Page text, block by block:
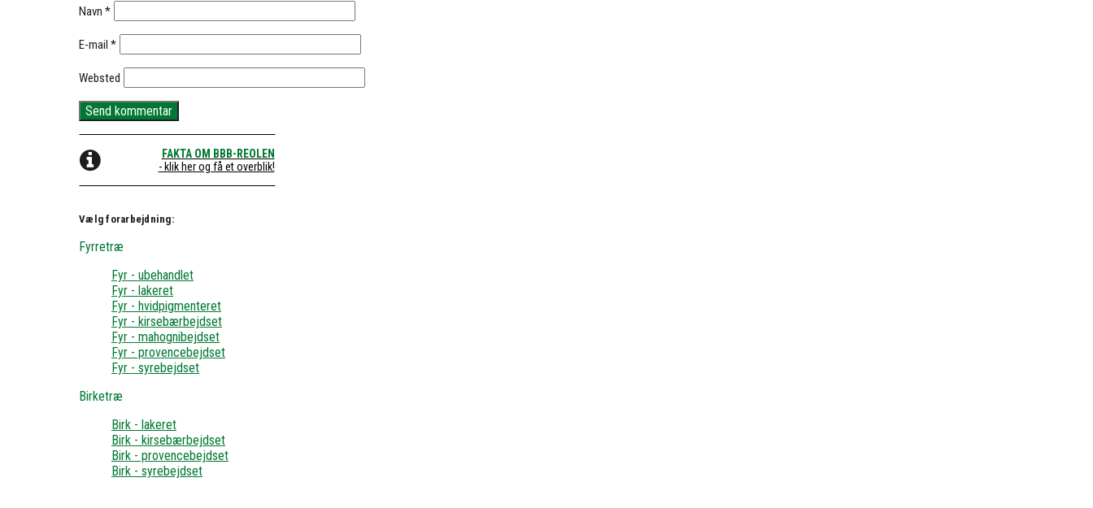
Navn *
E-mail *
Websted
FAKTA OM BBB-REOLEN
- klik her og få et overblik!
Vælg forarbejdning:
Fyrretræ
Fyr - ubehandlet
Fyr - lakeret
Fyr - hvidpigmenteret
Fyr - kirsebærbejdset
Fyr - mahognibejdset
Fyr - provencebejdset
Fyr - syrebejdset
Birketræ
Birk - lakeret
Birk - kirsebærbejdset
Birk - provencebejdset
Birk - syrebejdset